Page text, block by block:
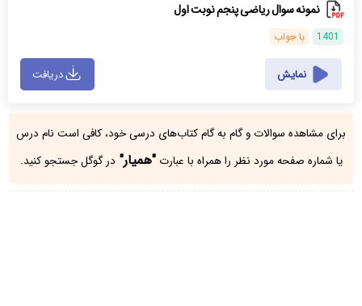
نمونه سوال ریاضی پنجم نوبت اول
1401 با جواب
نمایش دریافت
برای مشاهده سوالات و گام به گام کتاب‌های درسی خود، کافی است نام درس
یا شماره صفحه مورد نظر را همراه با عبارت"همیار" در گوگل جستجو کنید.